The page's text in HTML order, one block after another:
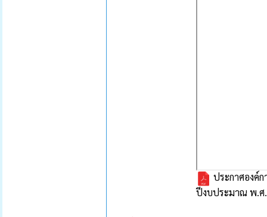
ประกาศองค์
ปีงบประมาณ พ.ศ